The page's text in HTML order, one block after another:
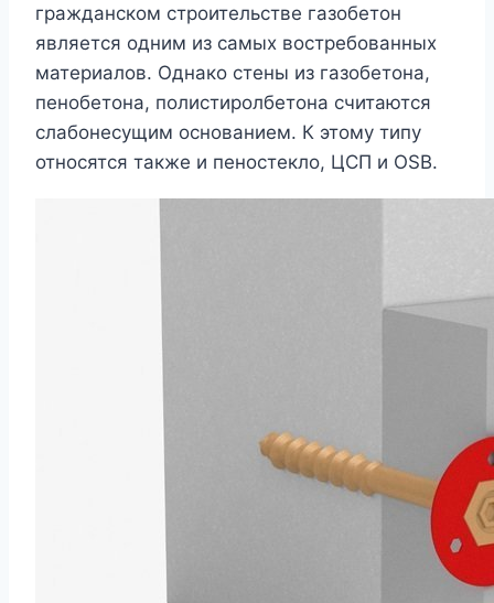
гражданском строительстве газобетон
является одним из самых востребованных
материалов. Однако стены из газобетона,
пенобетона, полистиролбетона считаются
слабонесущим основанием. К этому типу
относятся также и пеностекло, ЦСП и OSB.